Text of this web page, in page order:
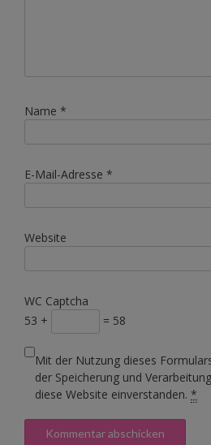
Name *
E-Mail-Adresse *
Website
WC Captcha
53 +
= 58
Mit der Nutzung dieses
der Speicherung und
diese Website einverstanden. *